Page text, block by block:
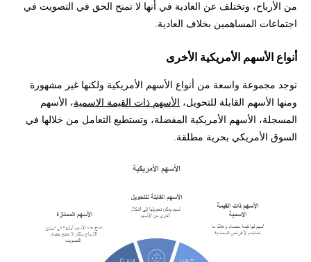
من الأرباح، وتختلف عن العادية في أنها لا تمنح الحق في التصويت في
اجتماعات المساهمين بخلاف العادية.
أنواع الأسهم الأمريكية الأخرى
توجد مجموعة واسعة من أنواع الأسهم الأمريكية ولكنها غير مشهورة
ومنها الأسهم القابلة للتحويل، الأسهم ذات القيمة الاسمية، الأسهم
المسجلة، الأسهم الأمريكية المفضلة، وتستطيع التعامل من خلالها في
السوق الأمريكي بحرية مطلقة.